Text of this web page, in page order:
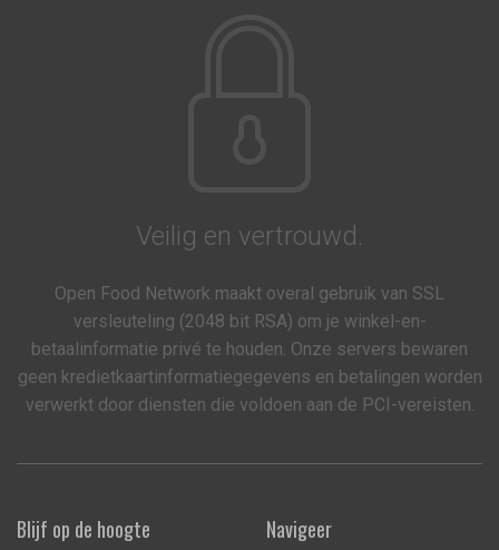
Veilig en vertrouwd.
Open Food Network maakt overal gebruik van SSL
versleuteling (2048 bit RSA) om je winkel-en-
betaalinformatie privé te houden. Onze servers bewaren
geen kredietkaartinformatiegegevens en betalingen worden
verwerkt door diensten die voldoen aan de PCI-vereisten.
Blijf op de hoogte Navigeer